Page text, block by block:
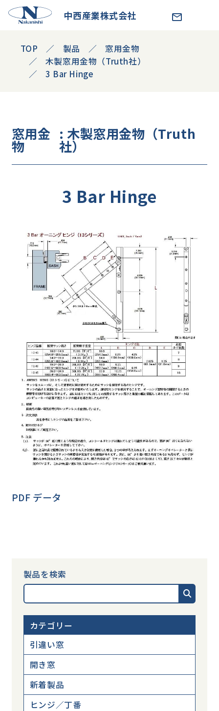
中西産業株式会社
TOP 製品
窓用金物
木製窓用金物（Truth社）
3 Bar Hinge
窓用金
物
: 木製窓用金物（Truth
社）
3 Bar Hinge
PDF データ
製品を検索
カテゴリー
引違い窓
開き窓
新着製品
ヒンジ／丁番